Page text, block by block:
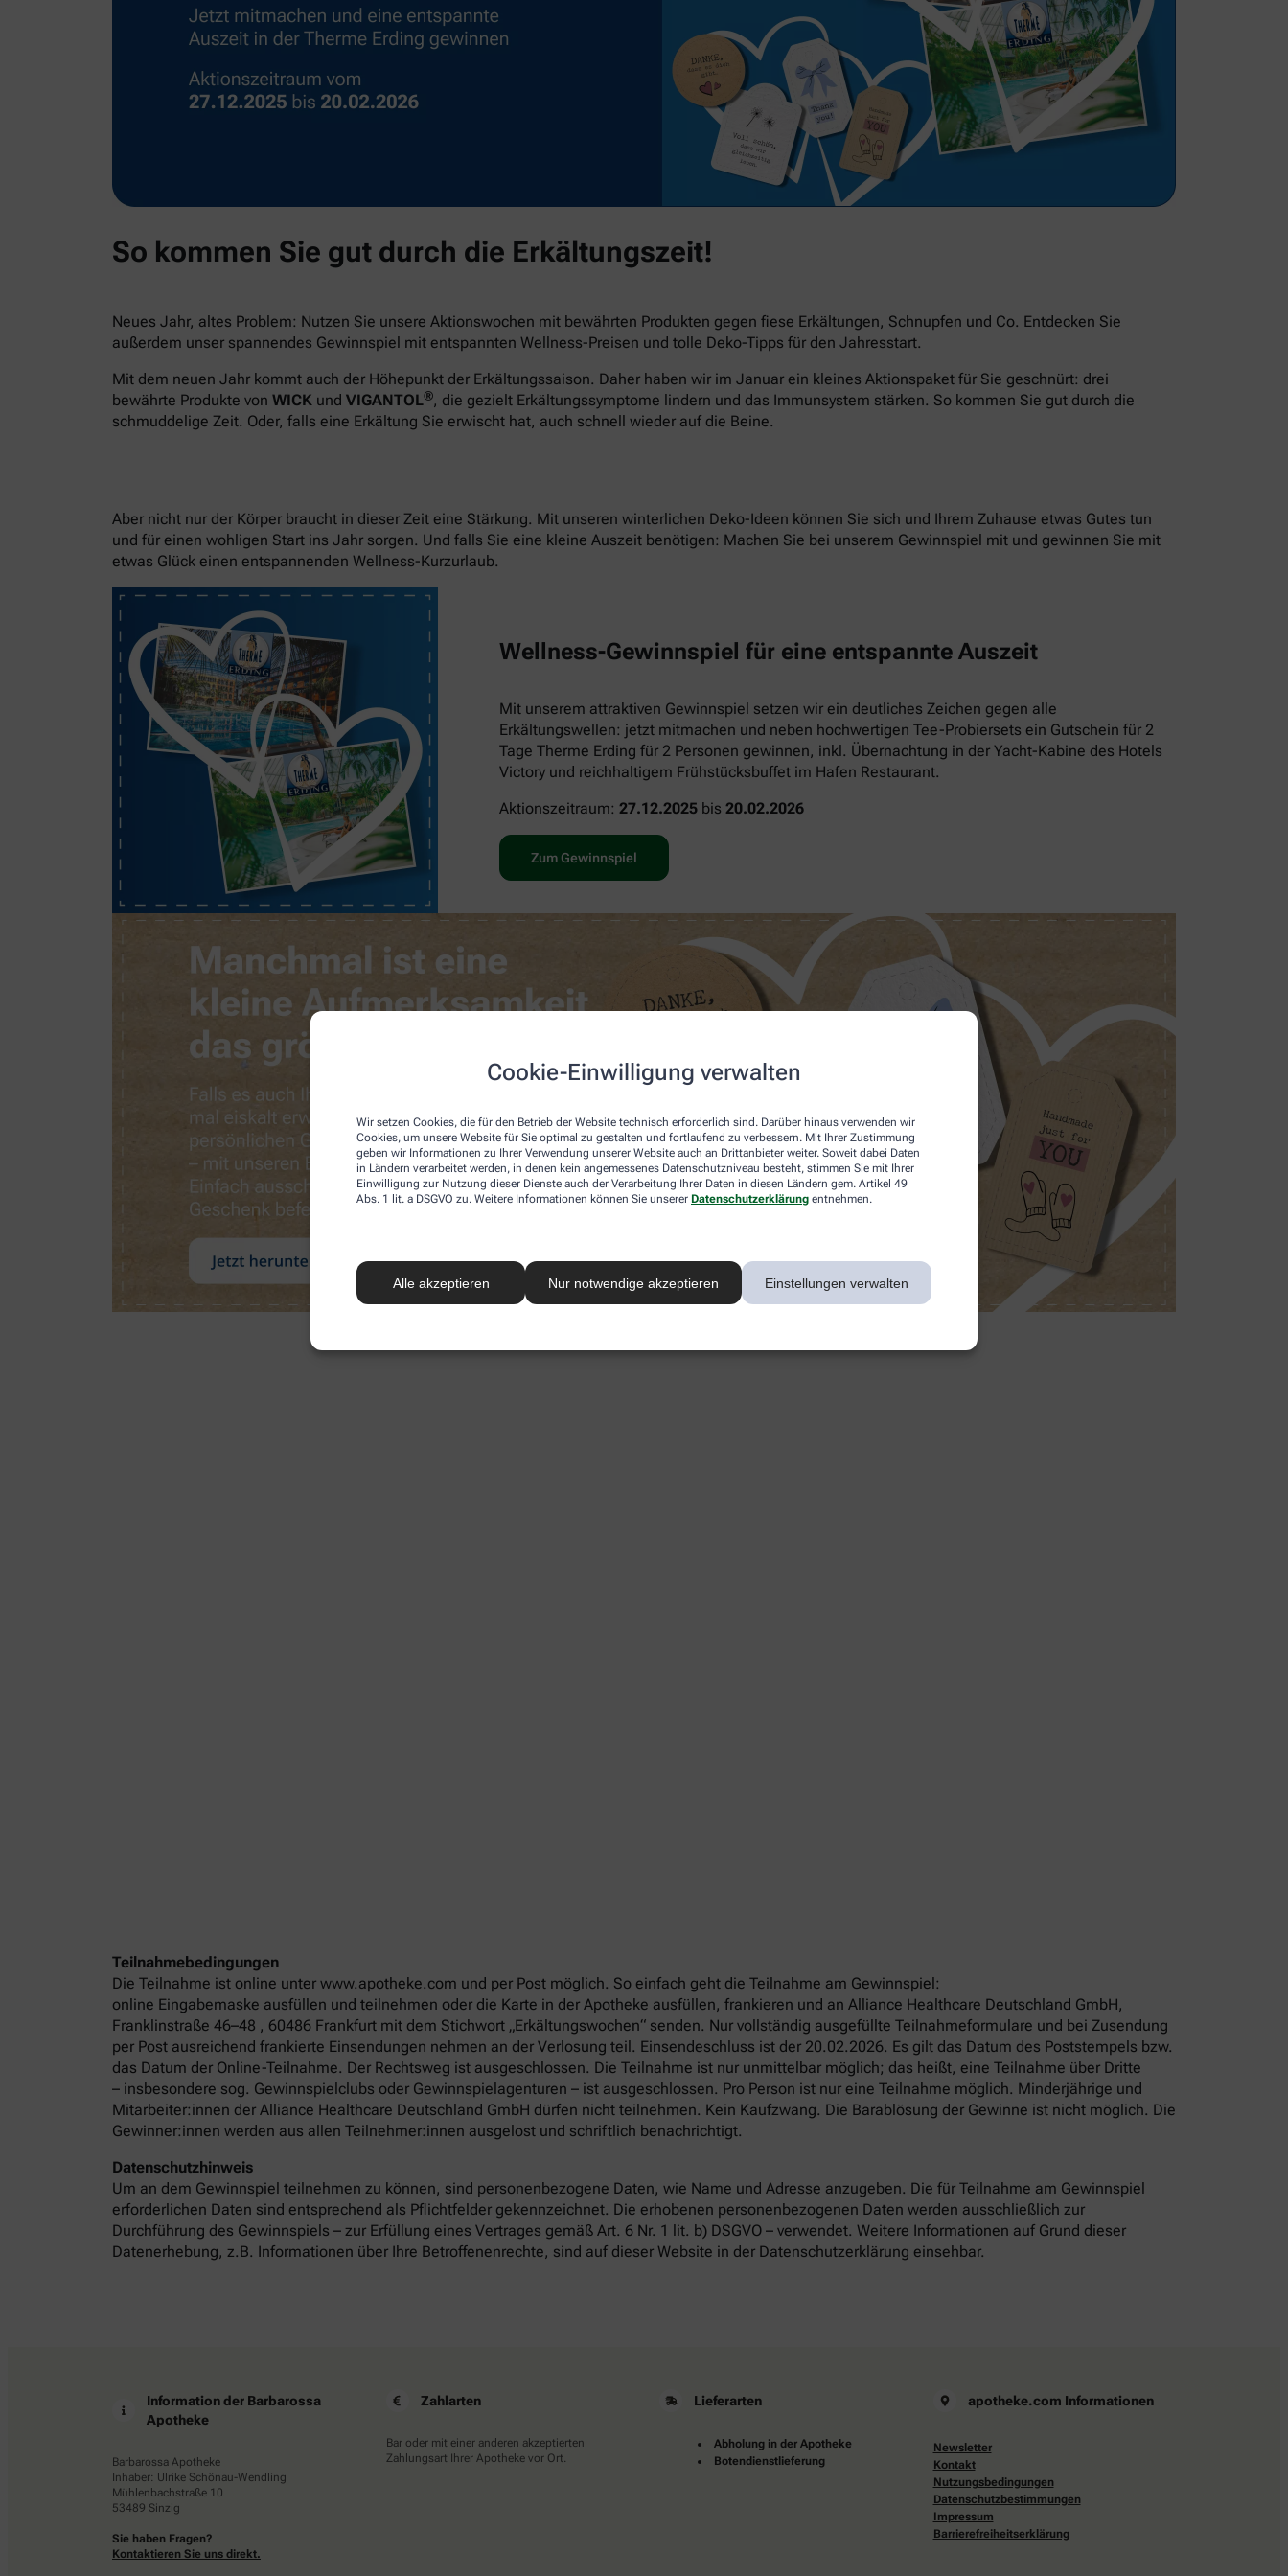
Cookie-Einwilligung verwalten
Wir setzen Cookies, die für den Betrieb der Website technisch erforderlich sind. Darüber hinaus verwenden wir
Cookies, um unsere Website für Sie optimal zu gestalten und fortlaufend zu verbessern. Mit Ihrer Zustimmung
geben wir Informationen zu Ihrer Verwendung unserer Website auch an Drittanbieter weiter. Soweit dabei Daten
in Ländern verarbeitet werden, in denen kein angemessenes Datenschutzniveau besteht, stimmen Sie mit Ihrer
Einwilligung zur Nutzung dieser Dienste auch der Verarbeitung Ihrer Daten in diesen Ländern gem. Artikel 49
Abs. 1 lit. a DSGVO zu. Weitere Informationen können Sie unserer Datenschutzerklärung entnehmen.
Alle akzeptieren Nur notwendige akzeptieren Einstellungen verwalten
So kommen Sie gut durch die Erkältungszeit!
Neues Jahr, altes Problem: Nutzen Sie unsere Aktionswochen mit bewährten Produkten gegen fiese Erkältungen, Schnupfen und Co. Entdecken Sie
außerdem unser spannendes Gewinnspiel mit entspannten Wellness-Preisen und tolle Deko-Tipps für den Jahresstart.
Mit dem neuen Jahr kommt auch der Höhepunkt der Erkältungssaison. Daher haben wir im Januar ein kleines Aktionspaket für Sie geschnürt: drei
bewährte Produkte von WICK und VIGANTOL®, die gezielt Erkältungssymptome lindern und das Immunsystem stärken. So kommen Sie gut durch die
schmuddelige Zeit. Oder, falls eine Erkältung Sie erwischt hat, auch schnell wieder auf die Beine.
Aber nicht nur der Körper braucht in dieser Zeit eine Stärkung. Mit unseren winterlichen Deko-Ideen können Sie sich und Ihrem Zuhause etwas Gutes tun
und für einen wohligen Start ins Jahr sorgen. Und falls Sie eine kleine Auszeit benötigen: Machen Sie bei unserem Gewinnspiel mit und gewinnen Sie mit
etwas Glück einen entspannenden Wellness-Kurzurlaub.
Wellness-Gewinnspiel für eine entspannte Auszeit
Mit unserem attraktiven Gewinnspiel setzen wir ein deutliches Zeichen gegen alle
Erkältungswellen: jetzt mitmachen und neben hochwertigen Tee-Probiersets ein Gutschein für 2
Tage Therme Erding für 2 Personen gewinnen, inkl. Übernachtung in der Yacht-Kabine des Hotels
Victory und reichhaltigem Frühstücksbuffet im Hafen Restaurant.
Aktionszeitraum: 27.12.2025 bis 20.02.2026
Zum Gewinnspiel
Teilnahmebedingungen
Die Teilnahme ist online unter www.apotheke.com und per Post möglich. So einfach geht die Teilnahme am Gewinnspiel:
online Eingabemaske ausfüllen und teilnehmen oder die Karte in der Apotheke ausfüllen, frankieren und an Alliance Healthcare Deutschland GmbH,
Franklinstraße 46–48 , 60486 Frankfurt mit dem Stichwort „Erkältungswochen“ senden. Nur vollständig ausgefüllte Teilnahmeformulare und bei Zusendung
per Post ausreichend frankierte Einsendungen nehmen an der Verlosung teil. Einsendeschluss ist der 20.02.2026. Es gilt das Datum des Poststempels bzw.
das Datum der Online-Teilnahme. Der Rechtsweg ist ausgeschlossen. Die Teilnahme ist nur unmittelbar möglich; das heißt, eine Teilnahme über Dritte
– insbesondere sog. Gewinnspielclubs oder Gewinnspielagenturen – ist ausgeschlossen. Pro Person ist nur eine Teilnahme möglich. Minderjährige und
Mitarbeiter:innen der Alliance Healthcare Deutschland GmbH dürfen nicht teilnehmen. Kein Kaufzwang. Die Barablösung der Gewinne ist nicht möglich. Die
Gewinner:innen werden aus allen Teilnehmer:innen ausgelost und schriftlich benachrichtigt.
Datenschutzhinweis
Um an dem Gewinnspiel teilnehmen zu können, sind personenbezogene Daten, wie Name und Adresse anzugeben. Die für Teilnahme am Gewinnspiel
erforderlichen Daten sind entsprechend als Pflichtfelder gekennzeichnet. Die erhobenen personenbezogenen Daten werden ausschließlich zur
Durchführung des Gewinnspiels – zur Erfüllung eines Vertrages gemäß Art. 6 Nr. 1 lit. b) DSGVO – verwendet. Weitere Informationen auf Grund dieser
Datenerhebung, z.B. Informationen über Ihre Betroffenenrechte, sind auf dieser Website in der Datenschutzerklärung einsehbar.
Information der Barbarossa
Apotheke
Barbarossa Apotheke
Inhaber: Ulrike Schönau-Wendling
Mühlenbachstraße 10
53489 Sinzig
Sie haben Fragen?
Kontaktieren Sie uns direkt.
Zahlarten
Bar oder mit einer anderen akzeptierten
Zahlungsart Ihrer Apotheke vor Ort.
Lieferarten
Abholung in der Apotheke
Botendienstlieferung
apotheke.com Informationen
Newsletter
Kontakt
Nutzungsbedingungen
Datenschutzbestimmungen
Impressum
Barrierefreiheitserklärung